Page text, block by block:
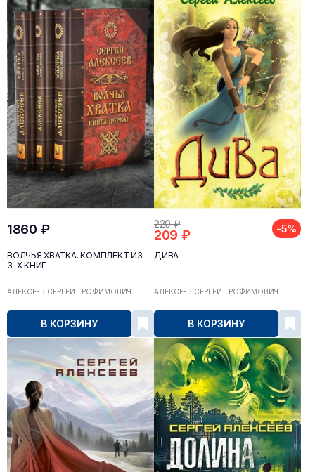
1860 ₽
ВОЛЧЬЯ ХВАТКА. КОМПЛЕКТ ИЗ
3-Х КНИГ
АЛЕКСЕЕВ СЕРГЕЙ ТРОФИМОВИЧ
В КОРЗИНУ
220 ₽
209 ₽ -5%
ДИВА
АЛЕКСЕЕВ СЕРГЕЙ ТРОФИМОВИЧ
В КОРЗИНУ